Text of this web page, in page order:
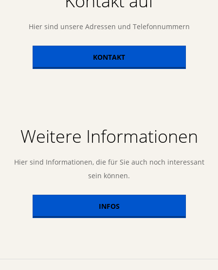
Hier sind unsere Adressen und Telefonnummern
KONTAKT
Weitere Informationen
Hier sind Informationen, die für Sie auch noch interessant
sein können.
INFOS